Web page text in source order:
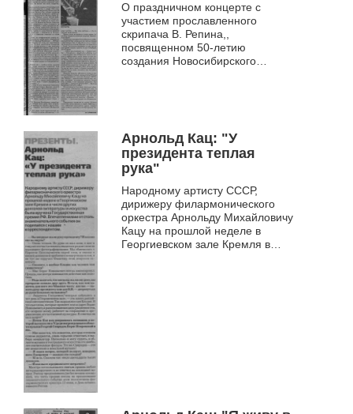
О праздничном концерте с
участием прославленного
скрипача В. Репина,,
посвященном 50-летию
создания Новосибирского
Арнольд Кац: "У
президента теплая
рука"
Народному артисту СССР,
дирижеру филармонического
оркестра Арнольду Михайловичу
Кацу на прошлой неделе в
Георгиевском зале Кремля в